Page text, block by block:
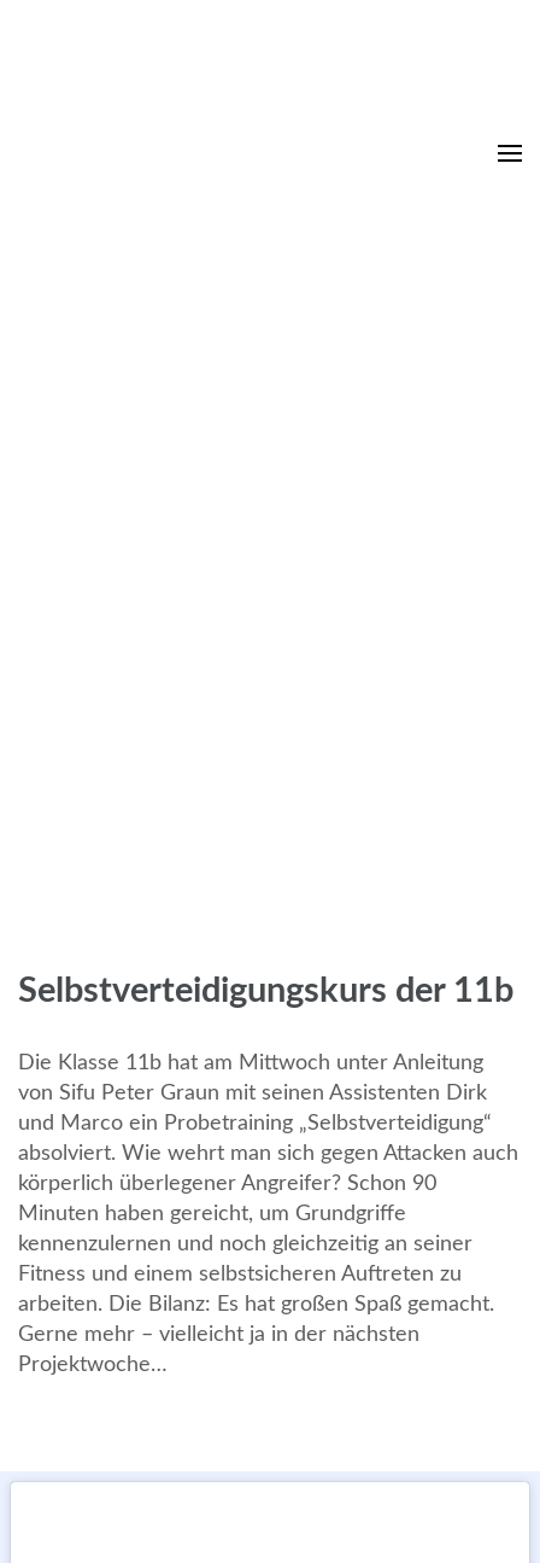
Selbstverteidigungskurs der 11b
Die Klasse 11b hat am Mittwoch unter Anleitung
von Sifu Peter Graun mit seinen Assistenten Dirk
und Marco ein Probetraining „Selbstverteidigung“
absolviert. Wie wehrt man sich gegen Attacken auch
körperlich überlegener Angreifer? Schon 90
Minuten haben gereicht, um Grundgriffe
kennenzulernen und noch gleichzeitig an seiner
Fitness und einem selbstsicheren Auftreten zu
arbeiten. Die Bilanz: Es hat großen Spaß gemacht.
Gerne mehr – vielleicht ja in der nächsten
Projektwoche…